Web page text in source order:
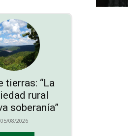
tierras: “La
rural
soberanía”
05/08/2026